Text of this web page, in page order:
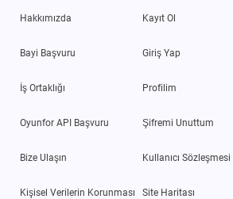
Hakkımızda
Bayi Başvuru
İş Ortaklığı
Oyunfor API Başvuru
Bize Ulaşın
Kişisel Verilerin Korunması
Kayıt Ol
Giriş Yap
Profilim
Şifremi Unuttum
Kullanıcı Sözleşmesi
Site Haritası